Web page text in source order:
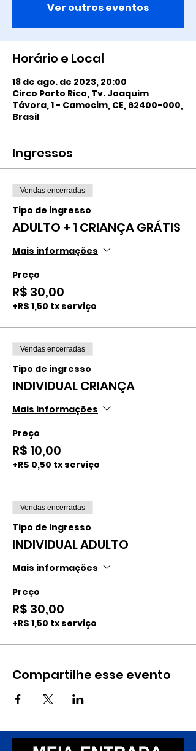
Ver outros eventos
Horário e Local
18 de ago. de 2023, 20:00
Circo Porto Rico, Tv. Joaquim
Távora, 1 - Camocim, CE, 62400-000,
Brasil
Ingressos
Vendas encerradas
Tipo de ingresso
ADULTO + 1 CRIANÇA GRÁTIS
Mais informações
Preço
R$ 30,00
+R$ 1,50 tx serviço
Vendas encerradas
Tipo de ingresso
INDIVIDUAL CRIANÇA
Mais informações
Preço
R$ 10,00
+R$ 0,50 tx serviço
Vendas encerradas
Tipo de ingresso
INDIVIDUAL ADULTO
Mais informações
Preço
R$ 30,00
+R$ 1,50 tx serviço
Compartilhe esse evento